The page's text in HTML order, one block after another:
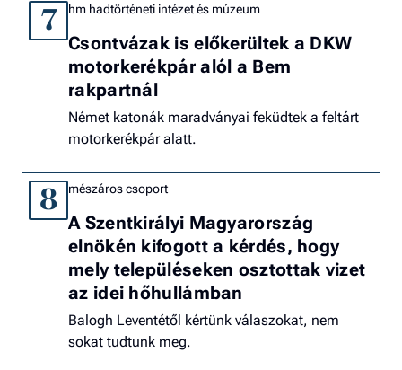
7 hm hadtörténeti intézet és múzeum
Csontvázak is előkerültek a DKW
motorkerékpár alól a Bem
rakpartnál
Német katonák maradványai feküdtek a feltárt
motorkerékpár alatt.
8 mészáros csoport
A Szentkirályi Magyarország
elnökén kifogott a kérdés, hogy
mely településeken osztottak vizet
az idei hőhullámban
Balogh Leventétől kértünk válaszokat, nem
sokat tudtunk meg.